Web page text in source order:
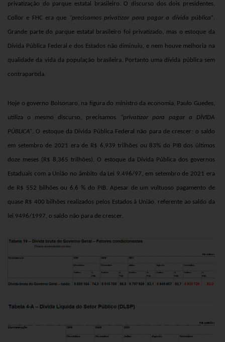
privatização do parque estatal brasileiro. O discurso dos dois presidentes,
Collor e FHC era que “precisamos privatizar para pagar a dívida pública”.
Grande parte do parque estatal brasileiro foi privatizado, mas o estoque da
Dívida Pública Federal e dos Estados não diminuiu, e nem houve melhoria na
qualidade da vida da população brasileira. Portanto uma dívida pública sem
contrapartida.
Hoje o governo Bolsonaro, na figura do ministro da economia, Paulo Guedes,
utiliza o mesmo discurso, precisamos “privatizar para pagar a DÍVIDA
PÚBLICA”.O estoque da Dívida Pública Federal não para de crescer: o saldo
em setembro de 2021 era de R$ 6,939 trilhões ou 83% do PIB dos últimos
doze meses (R$ 8,365 trilhões).O estoque da Dívida Pública dos governos
Estaduais com a União no âmbito da Lei 9.496/97, em setembro de 2021 era
de R$ 552 bilhões ou 6,6 % do PIB. Apesar de um vultuoso pagamento de
quase R$ 400 bilhões realizados pelos Estados à União, referente ao saldo da
lei 9496/1997, o saldo não para de crescer.